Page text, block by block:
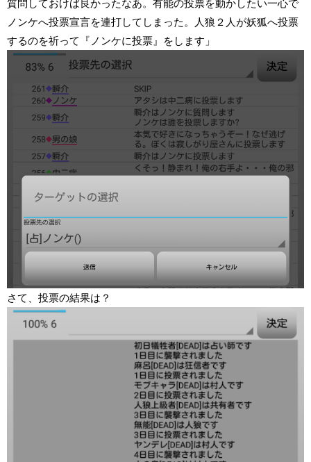
質問しておけば良かったなあ。有能の投票を動かしたい一心で
ノンケへ投票宣言を連打してしまった。人狼２人が妖狐へ投票
するのを祈って『ノンケに投票』をします」
さて、投票の結果は？